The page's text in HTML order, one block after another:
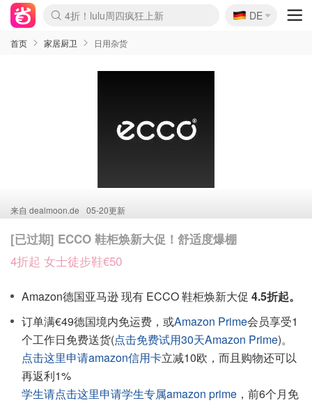
Boticinal 夏促开抢！
4折！lulu周四疯狂上新
还没结束！&OtherStories大促
Joybuy变相75折 随时失效
速领！Stanley独家85折
疑似霸哥！Camper额外叠85折
Zalando 奥莱闪促！每日更新
Moncler反季囤！5折起+叠9折
Coach Brooklyn仅€192
🇩🇪
DE
首页 家居厨卫 日用杂货
来自 dealmoon.de 05-20更新
[已过期] ECCO 鞋柜焕新大促！舒适度爆棚
4折起 女士徒步鞋€50
Amazon德国亚马逊 现有 ECCO 鞋柜焕新大促 4.5折起。
订单满€49德国境内免运费，或Amazon Prime会员享受1
个工作日免费送货(点击免费试用30天Amazon Prime)。
点击这里申请amazon信用卡立减10欧，而且购物还可以
再返利1%
学生请点击这里申请学生专属amazon prime ，前6个月免